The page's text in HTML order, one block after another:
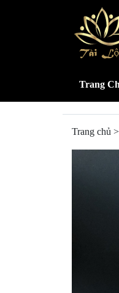
Trang
Trang chủ >